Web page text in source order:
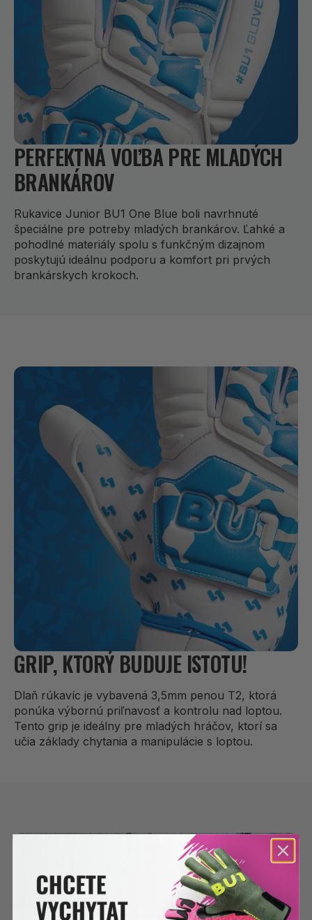
PERFEKTNÁ VOĽBA PRE MLADÝCH
BRANKÁROV
Rukavice Junior BU1 One Blue boli navrhnuté
špeciálne pre potreby mladých brankárov. Ľahké a
pohodlné materiály spolu s funkčným dizajnom
poskytujú ideálnu podporu a komfort pri prvých
brankárskych krokoch.
GRIP, KTORÝ BUDUJE ISTOTU!
Dlaň rúkavíc je vybavená 3,5mm penou T2, ktorá
ponúka výbornú priľnavosť a kontrolu nad loptou.
Tento grip je ideálny pre mladých hráčov, ktorí sa
učia základy chytania a manipulácie s loptou.